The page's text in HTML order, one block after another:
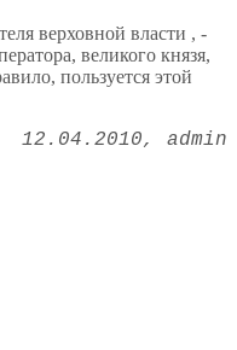
верховной власти , -
великого князя,
пользуется этой
12.04.2010 admin